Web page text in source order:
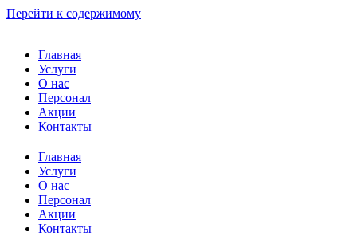
Перейти к содержимому
Главная
Услуги
О нас
Персонал
Акции
Контакты
Главная
Услуги
О нас
Персонал
Акции
Контакты